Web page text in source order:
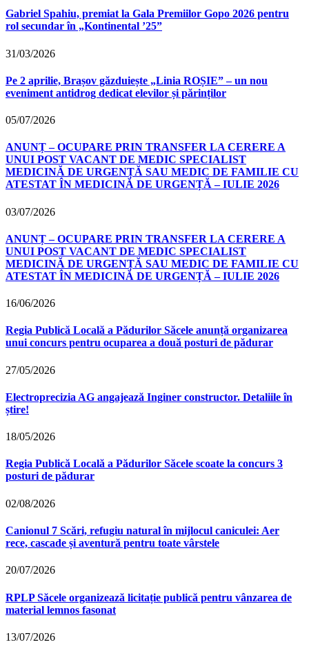
Gabriel Spahiu, premiat la Gala Premiilor Gopo 2026 pentru
rol secundar în „Kontinental ’25”
31/03/2026
Pe 2 aprilie, Brașov găzduiește „Linia ROȘIE” – un nou
eveniment antidrog dedicat elevilor și părinților
05/07/2026
ANUNȚ – OCUPARE PRIN TRANSFER LA CERERE A
UNUI POST VACANT DE MEDIC SPECIALIST
MEDICINĂ DE URGENȚĂ SAU MEDIC DE FAMILIE CU
ATESTAT ÎN MEDICINĂ DE URGENȚĂ – IULIE 2026
03/07/2026
ANUNȚ – OCUPARE PRIN TRANSFER LA CERERE A
UNUI POST VACANT DE MEDIC SPECIALIST
MEDICINĂ DE URGENȚĂ SAU MEDIC DE FAMILIE CU
ATESTAT ÎN MEDICINĂ DE URGENȚĂ – IULIE 2026
16/06/2026
Regia Publică Locală a Pădurilor Săcele anunță organizarea
unui concurs pentru ocuparea a două posturi de pădurar
27/05/2026
Electroprecizia AG angajează Inginer constructor. Detaliile în
știre!
18/05/2026
Regia Publică Locală a Pădurilor Săcele scoate la concurs 3
posturi de pădurar
02/08/2026
Canionul 7 Scări, refugiu natural în mijlocul caniculei: Aer
rece, cascade și aventură pentru toate vârstele
20/07/2026
RPLP Săcele organizează licitație publică pentru vânzarea de
material lemnos fasonat
13/07/2026